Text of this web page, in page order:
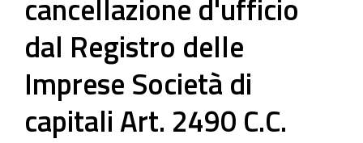
cancellazione d'ufficio
dal Registro delle
Imprese Società di
capitali Art. 2490 C.C.